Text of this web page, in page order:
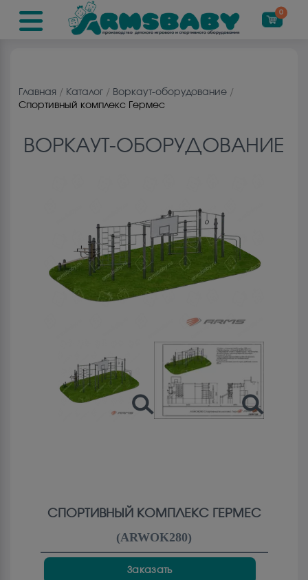
0
Главная / Каталог / Воркаут-оборудование /
Спортивный комплекс Гермес
ВОРКАУТ-ОБОРУДОВАНИЕ
СПОРТИВНЫЙ КОМПЛЕКС ГЕРМЕС
(ARWOK280)
Заказать